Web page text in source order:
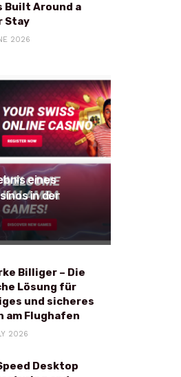
Built Around a
Stay
2026
eines
in der
Billiger – Die
Lösung für
und sicheres
am Flughafen
2026
Desktop